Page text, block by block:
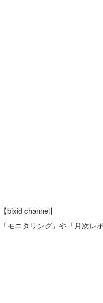
【bixid channel】
「モニタリング」や「月次レ